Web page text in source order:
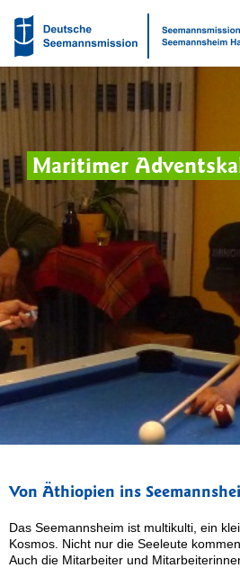
Maritimer
Von Äthiopien ins
Das Seemannsheim ist multikulti, ein
Kosmos. Nicht nur die Seeleute
Auch die Mitarbeiter und